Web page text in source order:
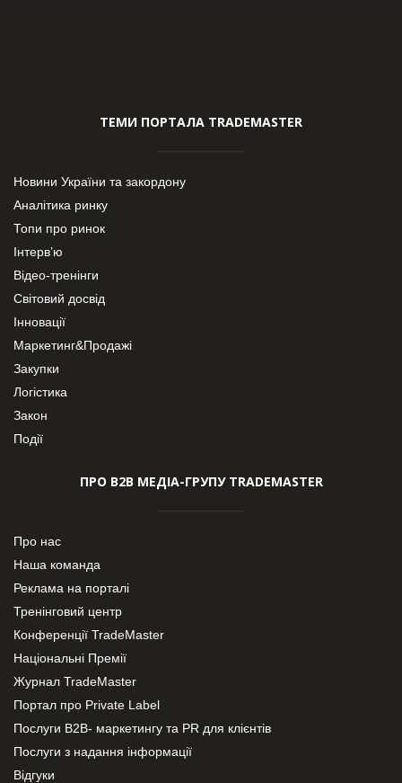
ТЕМИ ПОРТАЛА TRADEMASTER
Новини України та закордону
Аналітика ринку
Топи про ринок
Інтерв’ю
Відео-тренінги
Світовий досвід
Інновації
Маркетинг&Продажі
Закупки
Логістика
Закон
Події
ПРО В2В МЕДІА-ГРУПУ TRADEMASTER
Про нас
Наша команда
Реклама на порталі
Тренінговий центр
Конференції TradeMaster
Національні Премії
Журнал TradeMaster
Портал про Private Label
Послуги В2В- маркетингу та PR для клієнтів
Послуги з надання інформації
Відгуки